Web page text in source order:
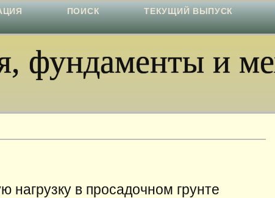
фундаменты и
ПОИСК ТЕКУЩИЙ ВЫПУСК
нагрузку в просадочном грунте